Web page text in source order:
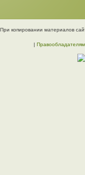
При копировании материалов
Правообладателям